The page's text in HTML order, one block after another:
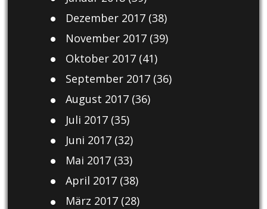
Dezember 2017(38)
November 2017(39)
Oktober 2017(41)
September 2017(36)
August 2017(36)
Juli 2017(35)
Juni 2017(32)
Mai 2017(33)
April 2017(38)
März 2017(28)